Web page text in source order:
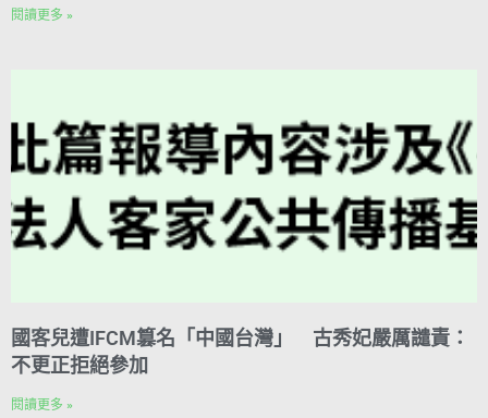
閱讀更多 »
國客兒遭IFCM篡名「中國台灣」 古秀妃嚴厲譴責：
不更正拒絕參加
閱讀更多 »